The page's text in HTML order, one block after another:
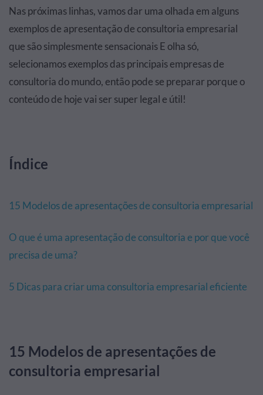
Nas próximas linhas, vamos dar uma olhada em alguns
exemplos de apresentação de consultoria empresarial
que são simplesmente sensacionais E olha só,
selecionamos exemplos das principais empresas de
consultoria do mundo, então pode se preparar porque o
conteúdo de hoje vai ser super legal e útil!
Índice
15 Modelos de apresentações de consultoria empresarial
O que é uma apresentação de consultoria e por que você
precisa de uma?
5 Dicas para criar uma consultoria empresarial eficiente
15 Modelos de apresentações de
consultoria empresarial